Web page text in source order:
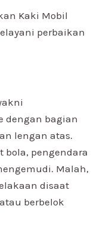
Kaki Mobil
perbaikan
dengan bagian
lengan atas.
bola, pengendara
Malah,
disaat
berbelok